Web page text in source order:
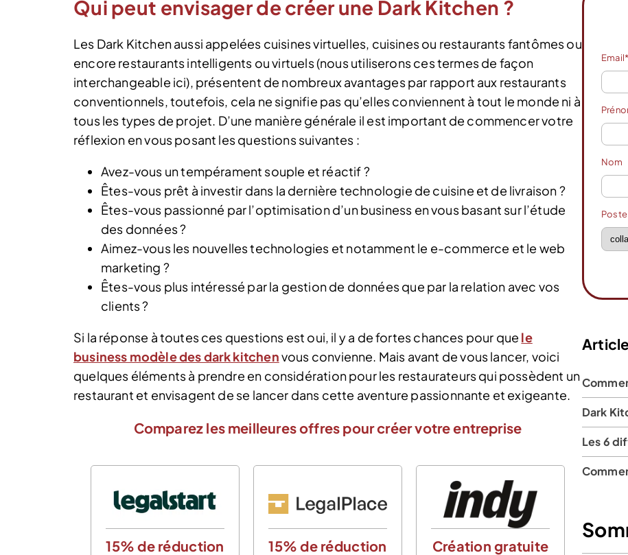
Qui peut envisager de créer une Dark Kitchen ?
Les Dark Kitchen aussi appelées cuisines virtuelles, cuisines ou restaurants fantômes ou
encore restaurants intelligents ou virtuels (nous utiliserons ces termes de façon
interchangeable ici), présentent de nombreux avantages par rapport aux restaurants
conventionnels, toutefois, cela ne signifie pas qu’elles conviennent à tout le monde ni à
tous les types de projet. D’une manière générale il est important de commencer votre
réflexion en vous posant les questions suivantes :
Avez-vous un tempérament souple et réactif ?
Êtes-vous prêt à investir dans la dernière technologie de cuisine et de livraison ?
Êtes-vous passionné par l’optimisation d’un business en vous basant sur l’étude
des données ?
Aimez-vous les nouvelles technologies et notamment le e-commerce et le web
marketing ?
Êtes-vous plus intéressé par la gestion de données que par la relation avec vos
clients ?
Si la réponse à toutes ces questions est oui, il y a de fortes chances pour que le
business modèle des dark kitchenvous convienne. Mais avant de vous lancer, voici
quelques éléments à prendre en considération pour les restaurateurs qui possèdent un
restaurant et envisagent de se lancer dans cette aventure passionnante et exigeante.
Comparez les meilleures offres pour créer votre entreprise
15% de réduction 15% de réduction Création gratuite
Email*
Nom
Dark
Les 6